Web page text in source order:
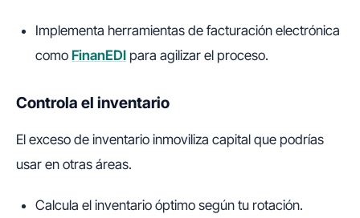
Implementa herramientas de facturación electrónica
como FinanEDI para agilizar el proceso.
Controla el inventario
El exceso de inventario inmoviliza capital que podrías
usar en otras áreas.
Calcula el inventario óptimo según tu rotación.